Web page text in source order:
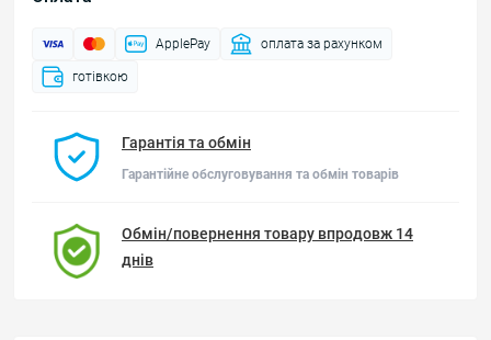
ApplePay оплата за рахунком
готівкою
Гарантія та обмін
Гарантійне обслуговування та обмін товарів
Обмін/повернення товару впродовж 14
днів